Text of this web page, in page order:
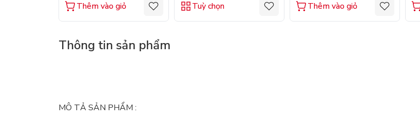
Thêm vào giỏ Tuỳ chọn Thêm vào giỏ
Thông tin sản phẩm
MÔ TẢ SẢN PHẨM :